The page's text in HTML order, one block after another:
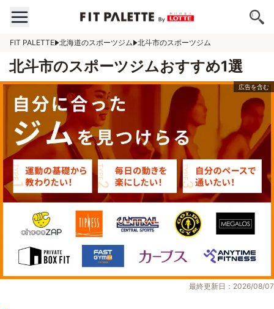
FIT PALETTE 北海道のスポーツジム 北斗市のスポーツジム
北斗市のスポーツジムおすすめ1選
最終更新日：2026/08/07